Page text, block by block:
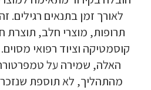
לאורך זמן בתנאים רגילים.
תרופות, מוצרי חלב, תוצרת
קוסמטיקה וציוד רפואי
האלה, שמירה על
מהתהליך, לא תוספת